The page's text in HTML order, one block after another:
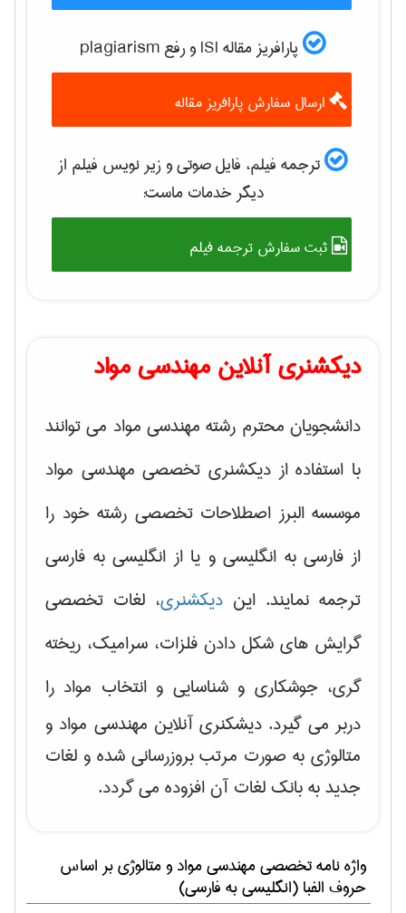
پارافریز مقاله ISI و رفع plagiarism
ارسال سفارش پارافریز مقاله
ترجمه فیلم، فایل صوتی و زیر نویس فیلم از
دیگر خدمات ماست:
ثبت سفارش ترجمه فیلم
دیکشنری آنلاین مهندسی مواد
دانشجویان محترم رشته مهندسی مواد می توانند
با استفاده از دیکشنری تخصصی مهندسی مواد
موسسه البرز اصطلاحات تخصصی رشته خود را
از فارسی به انگلیسی و یا از انگلیسی به فارسی
ترجمه نمایند. این دیکشنری، لغات تخصصی
گرایش های شکل دادن فلزات، سرامیک، ریخته
گری، جوشکاری و شناسایی و انتخاب مواد را
دربر می گیرد. دیشکنری آنلاین مهندسی مواد و
متالوژی به صورت مرتب بروزرسانی شده و لغات
جدید به بانک لغات آن افزوده می گردد.
واژه نامه تخصصیمهندسی مواد و متالوژیبر اساس
حروف الفبا (انگلیسی به فارسی)